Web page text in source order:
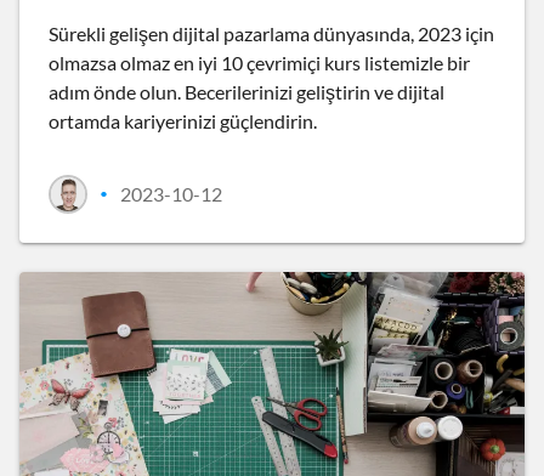
Sürekli gelişen dijital pazarlama dünyasında, 2023 için
olmazsa olmaz en iyi 10 çevrimiçi kurs listemizle bir
adım önde olun. Becerilerinizi geliştirin ve dijital
ortamda kariyerinizi güçlendirin.
• 2023-10-12